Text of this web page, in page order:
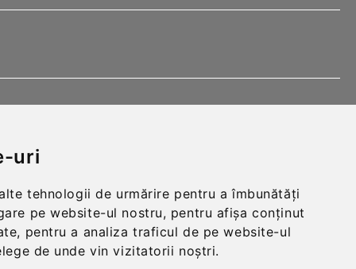
uri
tehnologii de urmărire pentru a îmbunătăți
pe website-ul nostru, pentru afișa conținut
pentru a analiza traficul de pe website-ul
de unde vin vizitatorii noștri.